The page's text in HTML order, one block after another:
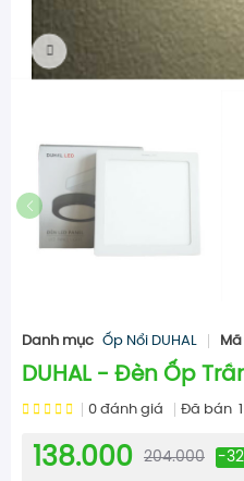
Danh mục Ốp Nổi DUHAL
DUHAL - Đèn Ốp
0 đánh giá Đã bán 1
138.000 204.000 -